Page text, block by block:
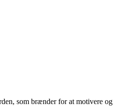
som brænder for at motivere og